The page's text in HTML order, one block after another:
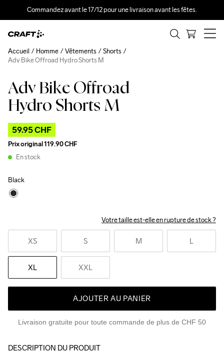
Commandez avant le 17/12 pour une livraison avant les fêtes.
Adv Bike Offroad
Hydro Shorts M
59.95 CHF
Prix original119.90 CHF
En stock
Black
Votre taille est-elle en rupture de stock ?
XS S M L
XL XXL
AJOUTER AU PANIER
Livraison gratuite pour toute commande de plus de CHF 50
Accueil Homme Vêtements
Shorts
Adv Bike Offroad Hydro Shorts M
Outlet
DESCRIPTION DU PRODUIT